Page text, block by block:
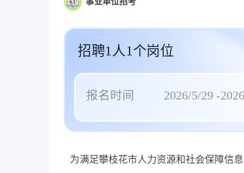
招聘1人1个岗位
报名时间 2026/5/29 -
为满足攀枝花市人力资源和社会保障信